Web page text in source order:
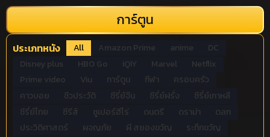
การ์ตูน
ประเภทหนัง All Amazon Prime anime
DC
Disney plus
HBO Go iQiY Marvel
Netflix
Prime video
Viu การ์ตูน กีฬา
ครอบครัว
คาวบอย
ชีวประวัติ ซีรี่ย์จีน ซีรี่ย์ฝรั่ง
ซีรี่ย์เกาหลี
ซีรี่ย์ไทย
ซีรีส์ ซูเปอร์ฮีโร่ ดนตรี ดราม่า
ตลก
ประวิติศาสตร์
ผจญภัย ผี สยองขวัญ
ระทึกขวัญ